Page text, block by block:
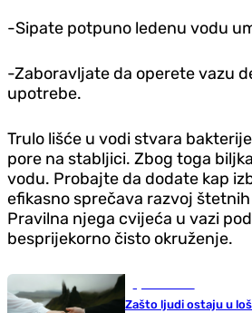
-Sipate potpuno ledenu vodu
-Zaboravljate da operete vazu
upotrebe.
Trulo lišće u vodi stvara
pore na stabljici. Zbog toga
vodu. Probajte da dodate kap
efikasno sprečava razvoj
Pravilna njega cvijeća u vazi
besprijekorno čisto okruženje.
Zašto ljudi ostaju u